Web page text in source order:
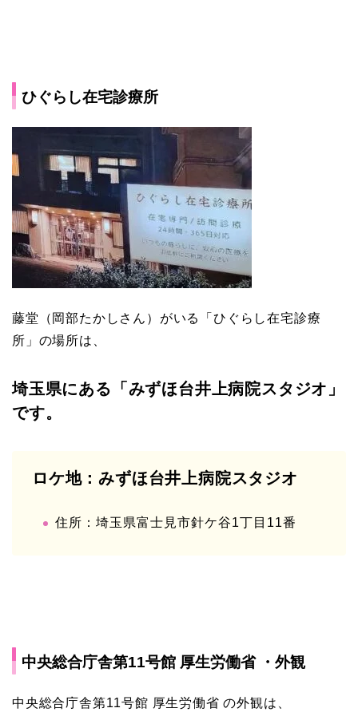
ひぐらし在宅診療所
藤堂（岡部たかしさん）がいる「ひぐらし在宅診療
所」の場所は、
埼玉県にある「みずほ台井上病院スタジオ」
です。
ロケ地：みずほ台井上病院スタジオ
住所：埼玉県富士見市針ケ谷1丁目11番
中央総合庁舎第11号館 厚生労働省 ・外観
中央総合庁舎第11号館 厚生労働省 の外観は、